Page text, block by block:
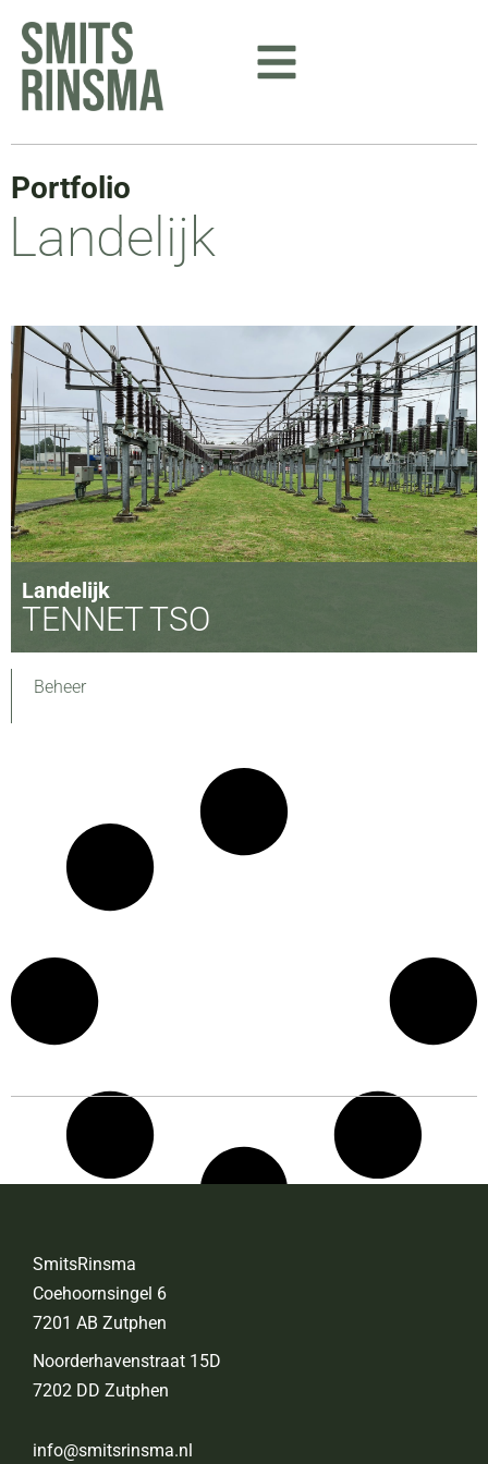
naar
inhoud
Portfolio
Landelijk
Landelijk
TENNET TSO
Beheer
SmitsRinsma
Coehoornsingel 6
7201 AB Zutphen
Noorderhavenstraat 15D
7202 DD Zutphen
info@smitsrinsma.nl